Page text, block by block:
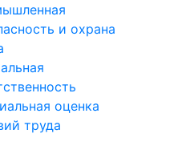
и охрана
оценка
труда